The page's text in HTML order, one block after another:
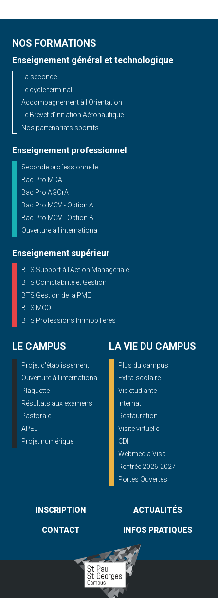
NOS FORMATIONS
Enseignement général et technologique
La seconde
Le cycle terminal
Accompagnement à l'Orientation
Le Brevet d'initiation Aéronautique
Nos partenariats sportifs
Enseignement professionnel
Seconde professionnelle
Bac Pro MDA
Bac Pro AGOrA
Bac Pro MCV - Option A
Bac Pro MCV - Option B
Ouverture à l'international
Enseignement supérieur
BTS Support à l’Action Managériale
BTS Comptabilité et Gestion
BTS Gestion de la PME
BTS MCO
BTS Professions Immobilières
LE CAMPUS
Projet d'établissement
Ouverture à l'international
Plaquette
Résultats aux examens
Pastorale
APEL
Projet numérique
LA VIE DU CAMPUS
Plus du campus
Extra-scolaire
Vie étudiante
Internat
Restauration
Visite virtuelle
CDI
Webmedia Visa
Rentrée 2026-2027
Portes Ouvertes
INSCRIPTION ACTUALITÉS
CONTACT INFOS PRATIQUES